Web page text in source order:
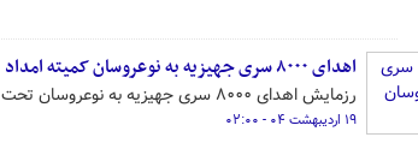
اهدای ۸۰۰۰ سری جهیزیه به نوعروسان کمیته امداد
رزمایش اهدای ۸۰۰۰ سری جهیزیه به نوعروسان تحت حمایت کمیته امداد در سراسر کشور برگزار شد.
۱۹ اردیبهشت ۰۴ - ۰۲:۰۰